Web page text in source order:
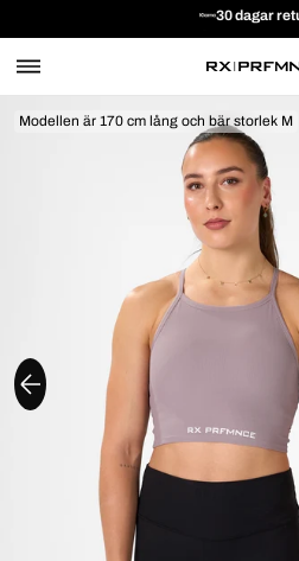
30 dagar
Modellen är 170 cm lång och bär storlek M